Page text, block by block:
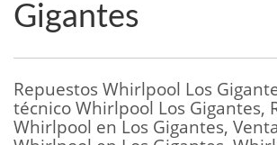
Gigantes
Repuestos Whirlpool Los
técnico Whirlpool Los Gigantes,
Whirlpool en Los Gigantes,